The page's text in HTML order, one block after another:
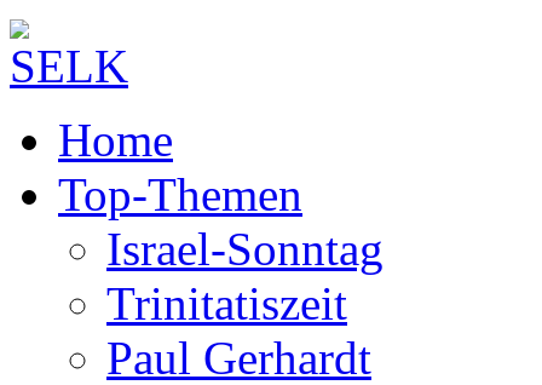
Home
Top-Themen
Israel-Sonntag
Trinitatiszeit
Paul Gerhardt